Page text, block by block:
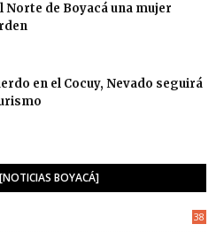
Norte de Boyacá una mujer
en el Cocuy, Nevado seguirá
BOYACÁ]
38